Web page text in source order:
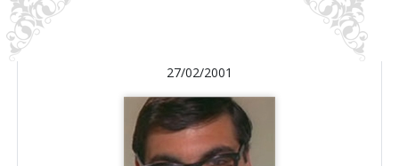
27/02/2001